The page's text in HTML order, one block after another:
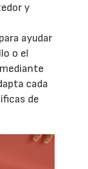
y
ayudar
o el
cada
de